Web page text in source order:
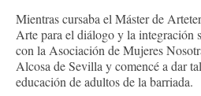
Mientras cursaba el Máster de
Arte para el diálogo y la integración
con la Asociación de Mujeres
Alcosa de Sevilla y comencé a dar
educación de adultos de la barriada.